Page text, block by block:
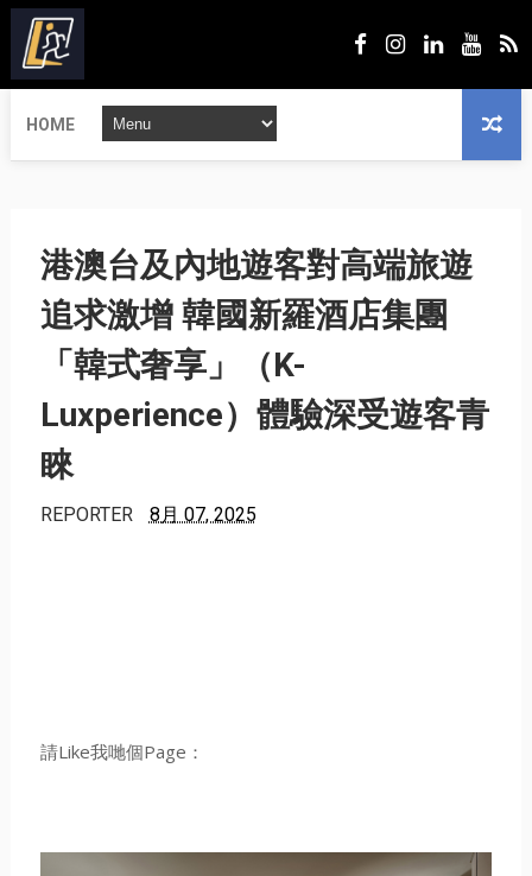
HOME
港澳台及內地遊客對高端旅遊
追求激增 韓國新羅酒店集團
「韓式奢享」（K-
Luxperience）體驗深受遊客青
睞
REPORTER 8月 07, 2025
請Like我哋個Page：